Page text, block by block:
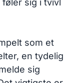
sig i tvivl
som et
en tydelig
sig